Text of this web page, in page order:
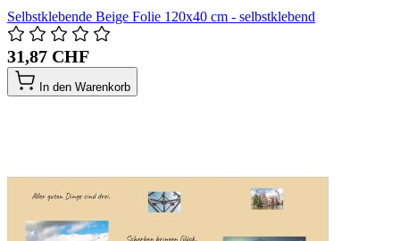
Selbstklebende Beige Folie 120x40 cm - selbstklebend
31,87 CHF
In den Warenkorb